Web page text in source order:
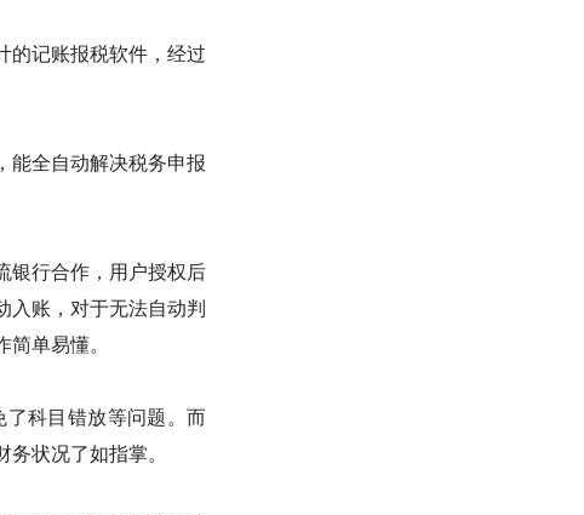
的记账报税软件，经过
能全自动解决税务申报
银行合作，用户授权后
入账，对于无法自动判
单易懂。
了科目错放等问题。而
状况了如指掌。